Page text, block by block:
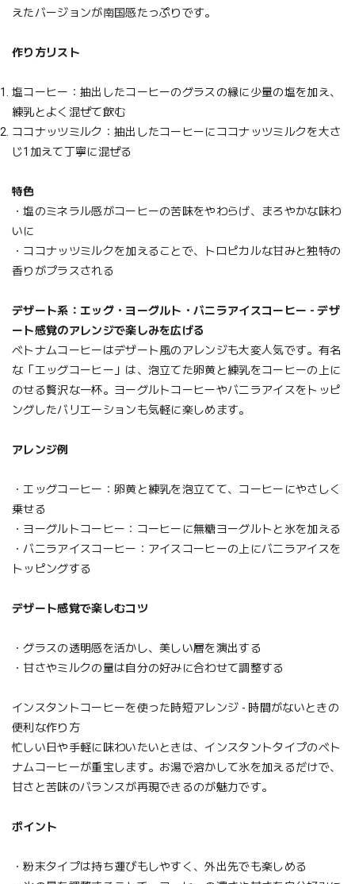
えたバージョンが南国感たっぷりです。
作り方リスト
塩コーヒー：抽出したコーヒーのグラスの縁に少量の塩を加え、
練乳とよく混ぜて飲む
ココナッツミルク：抽出したコーヒーにココナッツミルクを大さ
じ1加えて丁寧に混ぜる
特色
・塩のミネラル感がコーヒーの苦味をやわらげ、まろやかな味わ
いに
・ココナッツミルクを加えることで、トロピカルな甘みと独特の
香りがプラスされる
デザート系：エッグ・ヨーグルト・バニラアイスコーヒー - デザ
ート感覚のアレンジで楽しみを広げる
ベトナムコーヒーはデザート風のアレンジも大変人気です。有名
な「エッグコーヒー」は、泡立てた卵黄と練乳をコーヒーの上に
のせる贅沢な一杯。ヨーグルトコーヒーやバニラアイスをトッピ
ングしたバリエーションも気軽に楽しめます。
アレンジ例
・エッグコーヒー：卵黄と練乳を泡立てて、コーヒーにやさしく
乗せる
・ヨーグルトコーヒー：コーヒーに無糖ヨーグルトと氷を加える
・バニラアイスコーヒー：アイスコーヒーの上にバニラアイスを
トッピングする
デザート感覚で楽しむコツ
・グラスの透明感を活かし、美しい層を演出する
・甘さやミルクの量は自分の好みに合わせて調整する
インスタントコーヒーを使った時短アレンジ - 時間がないときの
便利な作り方
忙しい日や手軽に味わいたいときは、インスタントタイプのベト
ナムコーヒーが重宝します。お湯で溶かして氷を加えるだけで、
甘さと苦味のバランスが再現できるのが魅力です。
ポイント
・粉末タイプは持ち運びもしやすく、外出先でも楽しめる